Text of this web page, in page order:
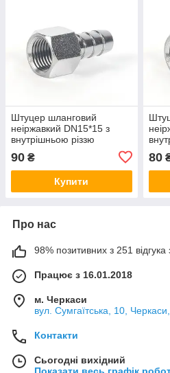
Штуцер шланговий
неіржавкий DN15*15 з
внутрішньою різзю
90 ₴
Купити
80
Про нас
98% позитивних з 251 відгука
Працює з 16.01.2018
м. Черкаси
вул. Сумгаїтська, 10,
Контакти
Сьогодні вихідний